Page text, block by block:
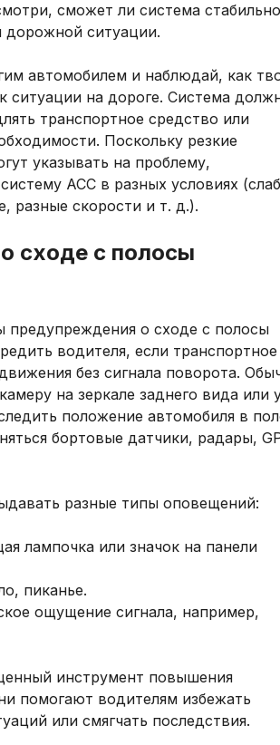
сможет ли система стабильно
дорожной ситуации.
автомобилем и наблюдай, как
ситуации на дороге. Система
транспортное средство или
Поскольку резкие
указывать на проблему,
ACC в разных условиях
разные скорости и т. д.).
сходе с полосы
предупреждения о сходе с полосы
водителя, если транспортное
без сигнала поворота.
на зеркале заднего вида или
положение автомобиля в
бортовые датчики, радары,
разные типы оповещений:
лампочка или значок на панели
пиканье.
ощущение сигнала, например,
инструмент повышения
помогают водителям избежать
или смягчать последствия.